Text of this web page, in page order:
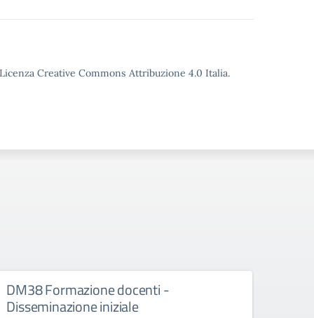
Creative Commons Attribuzione 4.0 Italia.
DM38 Formazione docenti -
Disseminazione iniziale